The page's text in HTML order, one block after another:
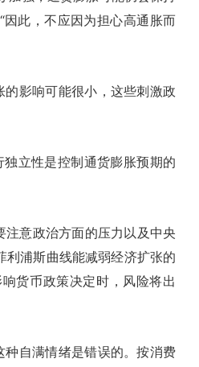
此，不应因为担心高通胀而
影响可能很小，这些刺激政
立性是控制通货膨胀预期的
意政治方面的压力以及中央
利浦斯曲线能减弱经济扩张的
货币政策决定时，风险将出
自满情绪是错误的。按消费